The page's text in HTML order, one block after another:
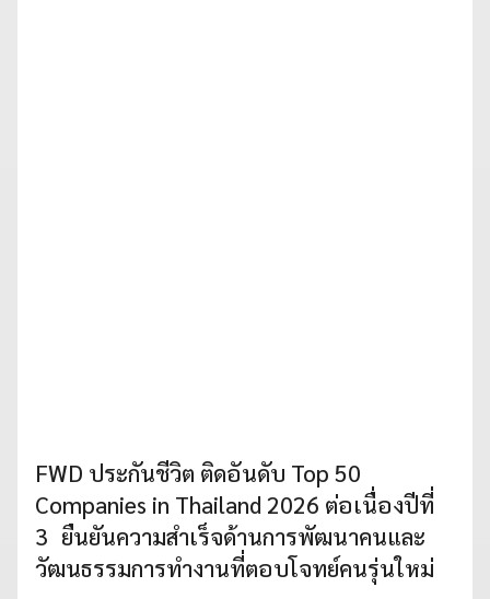
FWD ประกันชีวิต ติดอันดับ Top 50
Companies in Thailand 2026 ต่อเนื่องปีที่
3 ยืนยันความสำเร็จด้านการพัฒนาคนและ
วัฒนธรรมการทำงานที่ตอบโจทย์คนรุ่นใหม่